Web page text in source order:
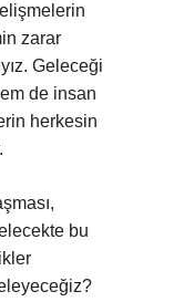
zarar
Geleceği
de insan
herkesin
bu